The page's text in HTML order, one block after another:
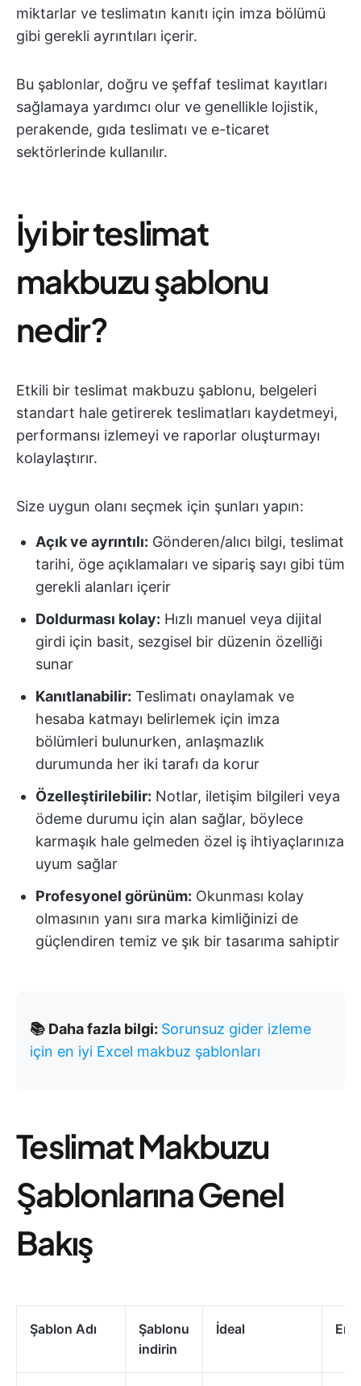
miktarlar ve teslimatın kanıtı için imza bölümü
gibi gerekli ayrıntıları içerir.
Bu şablonlar, doğru ve şeffaf teslimat kayıtları
sağlamaya yardımcı olur ve genellikle lojistik,
perakende, gıda teslimatı ve e-ticaret
sektörlerinde kullanılır.
İyi bir teslimat
makbuzu şablonu
nedir?
Etkili bir teslimat makbuzu şablonu, belgeleri
standart hale getirerek teslimatları kaydetmeyi,
performansı izlemeyi ve raporlar oluşturmayı
kolaylaştırır.
Size uygun olanı seçmek için şunları yapın:
Açık ve ayrıntılı: Gönderen/alıcı bilgi, teslimat
tarihi, öge açıklamaları ve sipariş sayı gibi tüm
gerekli alanları içerir
Doldurması kolay: Hızlı manuel veya dijital
girdi için basit, sezgisel bir düzenin özelliği
sunar
Kanıtlanabilir: Teslimatı onaylamak ve
hesaba katmayı belirlemek için imza
bölümleri bulunurken, anlaşmazlık
durumunda her iki tarafı da korur
Özelleştirilebilir: Notlar, iletişim bilgileri veya
ödeme durumu için alan sağlar, böylece
karmaşık hale gelmeden özel iş ihtiyaçlarınıza
uyum sağlar
Profesyonel görünüm: Okunması kolay
olmasının yanı sıra marka kimliğinizi de
güçlendiren temiz ve şık bir tasarıma sahiptir
📚 Daha fazla bilgi: Sorunsuz gider izleme
için en iyi Excel makbuz şablonları
Teslimat Makbuzu
Şablonlarına Genel
Bakış
Şablon Adı
Şablonu
indirin
İdeal En